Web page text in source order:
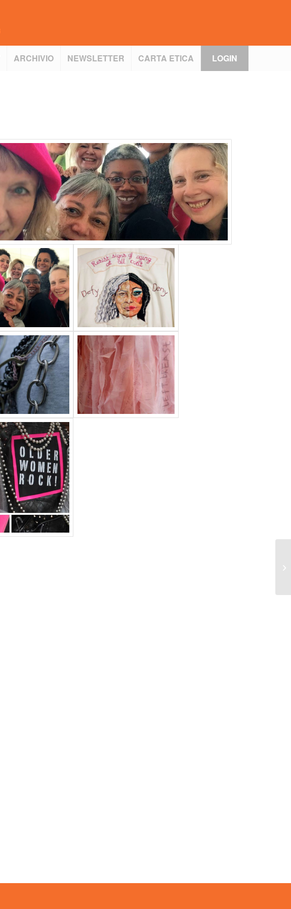
ARCHIVIO NEWSLETTER CARTA ETICA LOGIN